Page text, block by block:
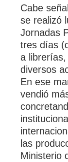
Cabe
se realizó
Jornadas
tres días
a
diversos
En ese
vendió
las
Ministerio